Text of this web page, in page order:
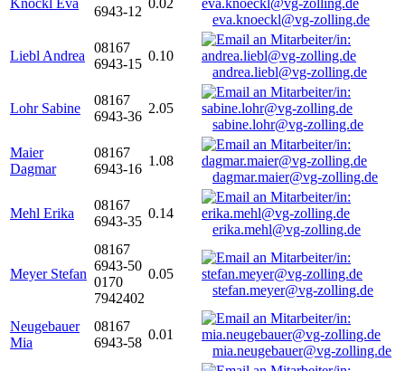
Knöckl Eva
6943-12
0.02
eva.knoeckl@vg-zolling.de
Liebl Andrea
08167
6943-15
0.10
andrea.liebl@vg-zolling.de
Lohr Sabine
08167
6943-36
2.05
sabine.lohr@vg-zolling.de
Maier
Dagmar
08167
6943-16
1.08
dagmar.maier@vg-zolling.de
Mehl Erika
08167
6943-35
0.14
erika.mehl@vg-zolling.de
Meyer Stefan
08167
6943-50
0170
7942402
0.05
stefan.meyer@vg-zolling.de
Neugebauer
Mia
08167
6943-58
0.01
mia.neugebauer@vg-zolling.de